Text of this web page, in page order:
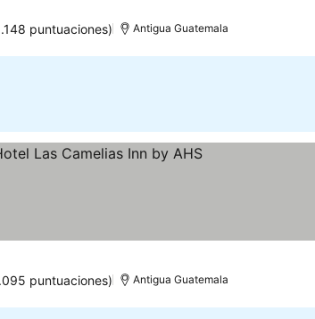
puntuaciones) Antigua Guatemala
puntuaciones) Antigua Guatemala